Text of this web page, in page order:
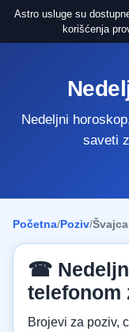
Astro usluge su
korišćenja
Nedeljni
saveti
Početna/Poziv/
☎
telefonom
Brojevi za poziv,